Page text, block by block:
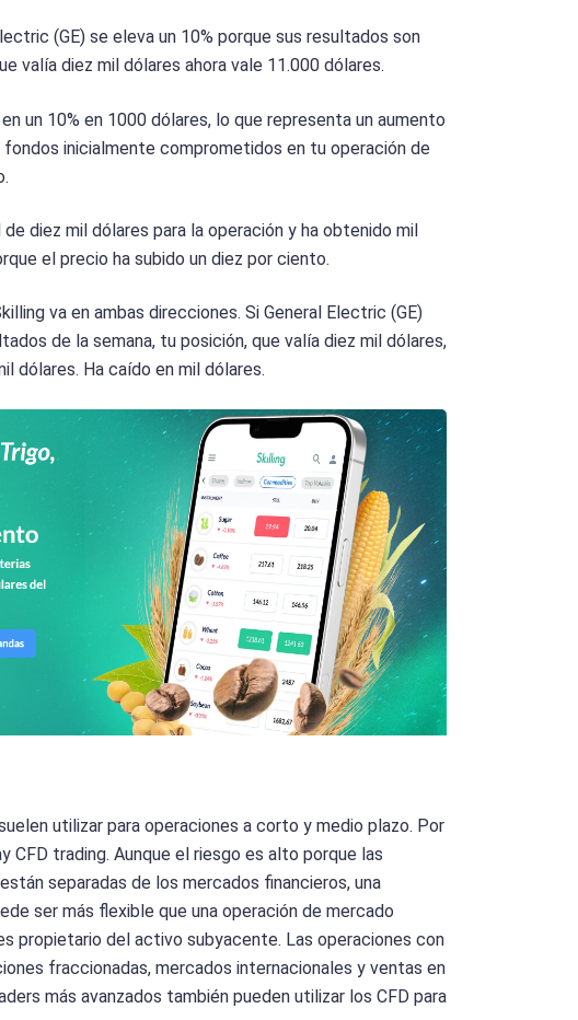
(GE) se eleva un 10% porque sus resultados son
valía diez mil dólares ahora vale 11.000 dólares.
un 10% en 1000 dólares, lo que representa un aumento
inicialmente comprometidos en tu operación de
de diez mil dólares para la operación y ha obtenido mil
el precio ha subido un diez por ciento.
va en ambas direcciones. Si General Electric (GE)
de la semana, tu posición, que valía diez mil dólares,
dólares. Ha caído en mil dólares.
utilizar para operaciones a corto y medio plazo. Por
CFD trading. Aunque el riesgo es alto porque las
separadas de los mercados financieros, una
ser más flexible que una operación de mercado
propietario del activo subyacente. Las operaciones con
fraccionadas, mercados internacionales y ventas en
más avanzados también pueden utilizar los CFD para